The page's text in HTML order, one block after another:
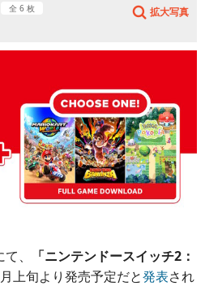
全 6 枚 拡大写真
、
「ニンテンドースイッチ2：
上旬より発売予定だと発表され